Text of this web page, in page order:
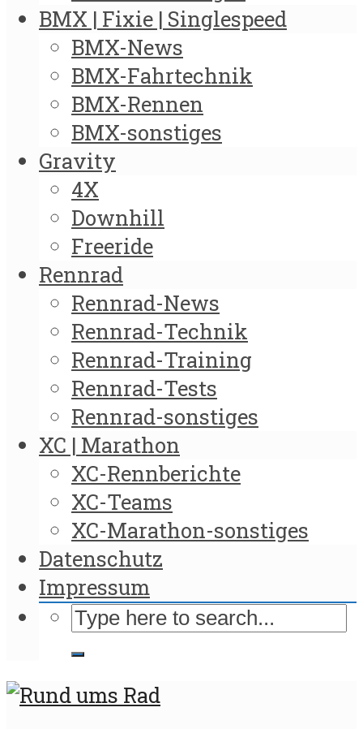
BMX | Fixie | Singlespeed
BMX-News
BMX-Fahrtechnik
BMX-Rennen
BMX-sonstiges
Gravity
4X
Downhill
Freeride
Rennrad
Rennrad-News
Rennrad-Technik
Rennrad-Training
Rennrad-Tests
Rennrad-sonstiges
XC | Marathon
XC-Rennberichte
XC-Teams
XC-Marathon-sonstiges
Datenschutz
Impressum